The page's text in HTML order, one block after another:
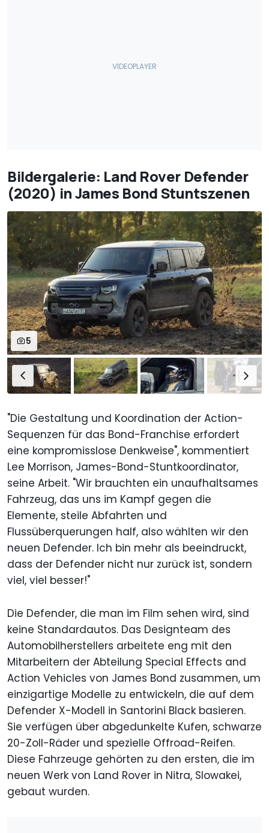
Bildergalerie: Land Rover Defender
(2020) in James Bond Stuntszenen
5
"Die Gestaltung und Koordination der Action-
Sequenzen für das Bond-Franchise erfordert
eine kompromisslose Denkweise", kommentiert
Lee Morrison, James-Bond-Stuntkoordinator,
seine Arbeit. "Wir brauchten ein unaufhaltsames
Fahrzeug, das uns im Kampf gegen die
Elemente, steile Abfahrten und
Flussüberquerungen half, also wählten wir den
neuen Defender. Ich bin mehr als beeindruckt,
dass der Defender nicht nur zurück ist, sondern
viel, viel besser!"
Die Defender, die man im Film sehen wird, sind
keine Standardautos. Das Designteam des
Automobilherstellers arbeitete eng mit den
Mitarbeitern der Abteilung Special Effects and
Action Vehicles von James Bond zusammen, um
einzigartige Modelle zu entwickeln, die auf dem
Defender X-Modell in Santorini Black basieren.
Sie verfügen über abgedunkelte Kufen, schwarze
20-Zoll-Räder und spezielle Offroad-Reifen.
Diese Fahrzeuge gehörten zu den ersten, die im
neuen Werk von Land Rover in Nitra, Slowakei,
gebaut wurden.